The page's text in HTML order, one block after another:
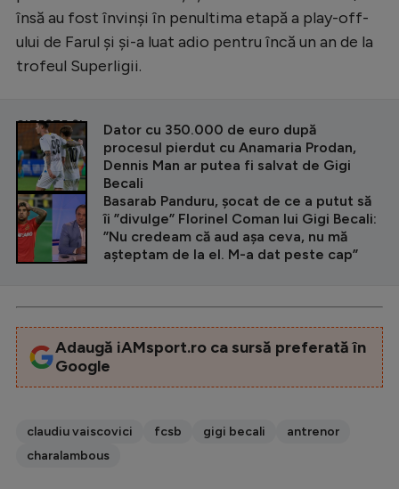
însă au fost învinși în penultima etapă a play-off-
ului de Farul și și-a luat adio pentru încă un an de la
trofeul Superligii.
CITEȘTE ȘI
Dator cu 350.000 de euro după
procesul pierdut cu Anamaria Prodan,
Dennis Man ar putea fi salvat de Gigi
Becali
Basarab Panduru, șocat de ce a putut să
îi ”divulge” Florinel Coman lui Gigi Becali:
”Nu credeam că aud așa ceva, nu mă
așteptam de la el. M-a dat peste cap”
Adaugă iAMsport.ro ca sursă preferată în
Google
claudiu vaiscovici fcsb gigi becali
antrenor
charalambous